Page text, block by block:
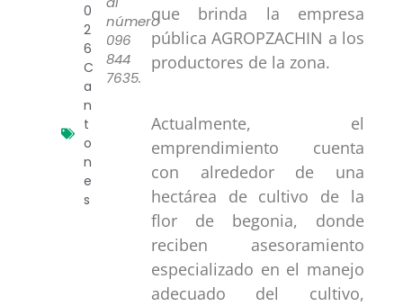
0
2
6
C
a
n
t
o
n
e
s
número
096
844
7635.
que brinda la empresa
pública AGROPZACHIN a los
productores de la zona.
Actualmente, el
emprendimiento cuenta
con alrededor de una
hectárea de cultivo de la
flor de begonia, donde
reciben asesoramiento
especializado en el manejo
adecuado del cultivo,